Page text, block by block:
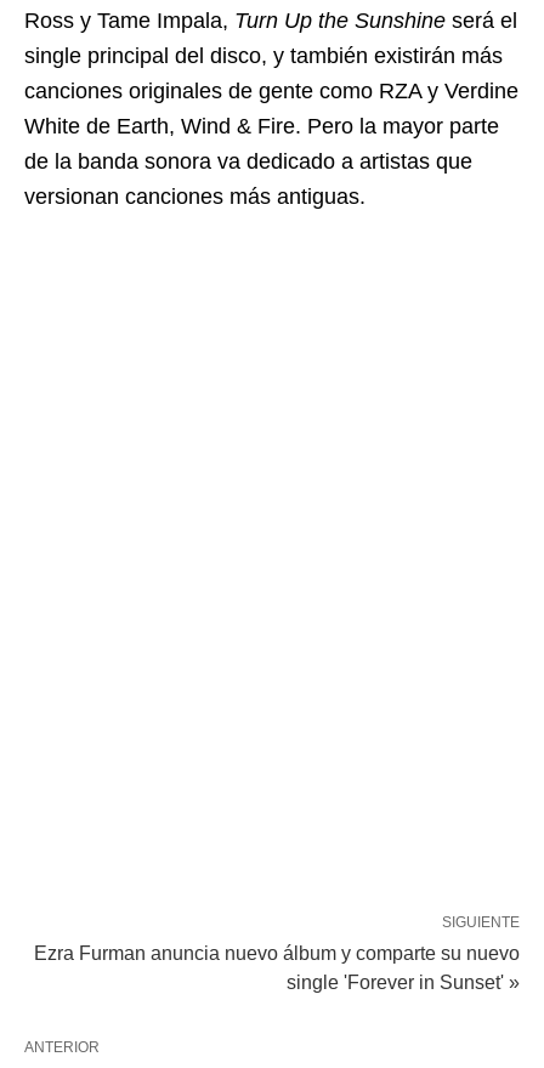
Ross y Tame Impala, Turn Up the Sunshine será el
single principal del disco, y también existirán más
canciones originales de gente como RZA y Verdine
White de Earth, Wind & Fire. Pero la mayor parte
de la banda sonora va dedicado a artistas que
versionan canciones más antiguas.
SIGUIENTE
Ezra Furman anuncia nuevo álbum y comparte su nuevo
single 'Forever in Sunset' »
ANTERIOR